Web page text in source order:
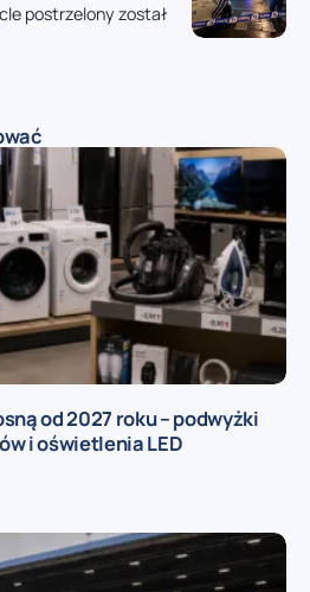
postrzelony został
od 2027 roku – podwyżki
i oświetlenia LED